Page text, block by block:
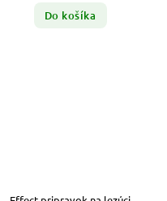
Do košíka